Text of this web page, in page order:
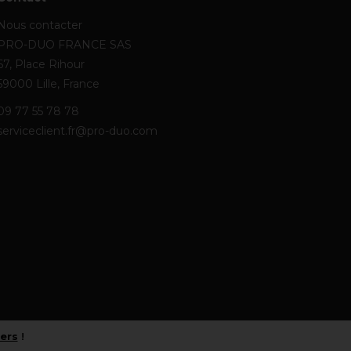
contacter
DUO FRANCE SAS
Place Rihour
Lille, France
77 55 78 78
duo.com
!